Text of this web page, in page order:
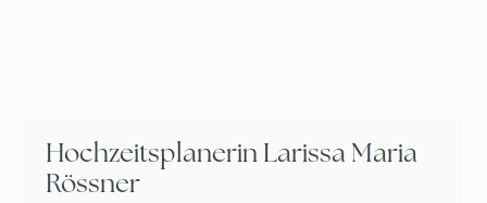
Hochzeitsplanerin Larissa Maria
Rössner